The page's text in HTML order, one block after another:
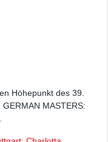
Höhepunkt des 39.
MASTERS: